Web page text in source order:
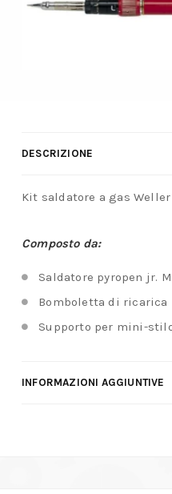
DESCRIZIONE
Kit saldatore a gas Weller
Composto da:
Saldatore pyropen jr.
Bomboletta di ricarica
Supporto per mini-
INFORMAZIONI AGGIUNTIVE